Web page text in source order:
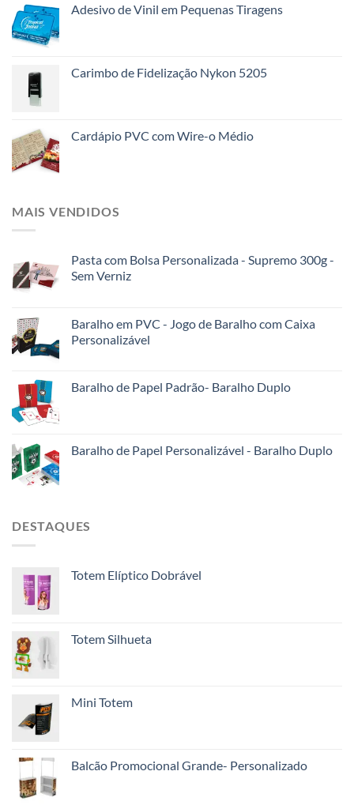
Adesivo de Vinil em Pequenas Tiragens
Carimbo de Fidelização Nykon 5205
Cardápio PVC com Wire-o Médio
MAIS VENDIDOS
Pasta com Bolsa Personalizada - Supremo 300g -
Sem Verniz
Baralho em PVC - Jogo de Baralho com Caixa
Personalizável
Baralho de Papel Padrão- Baralho Duplo
Baralho de Papel Personalizável - Baralho Duplo
DESTAQUES
Totem Elíptico Dobrável
Totem Silhueta
Mini Totem
Balcão Promocional Grande- Personalizado